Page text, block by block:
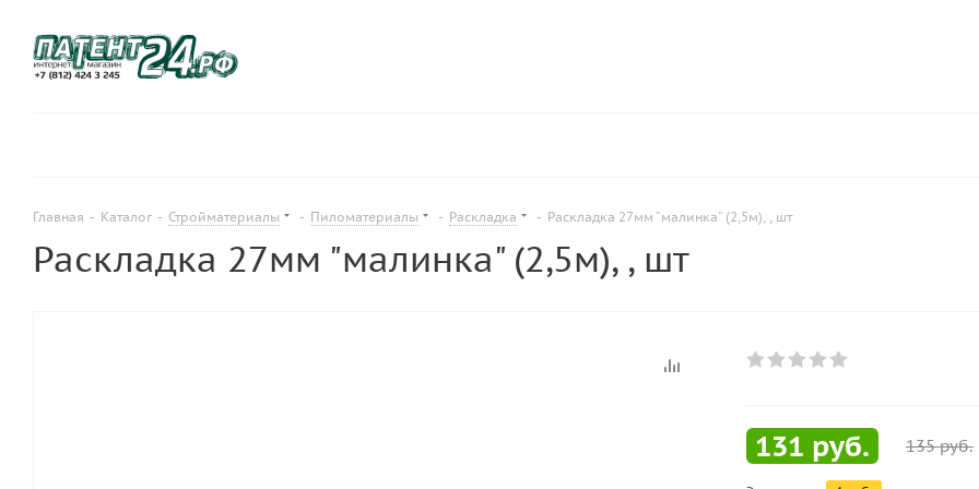
Главная - Каталог - Стройматериалы - Пиломатериалы - Раскладка - Раскладка 27мм "малинка" (2,5м), , шт
Раскладка 27мм "малинка" (2,5м), , шт
131 руб. 135руб.